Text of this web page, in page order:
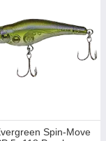
Spin-Move